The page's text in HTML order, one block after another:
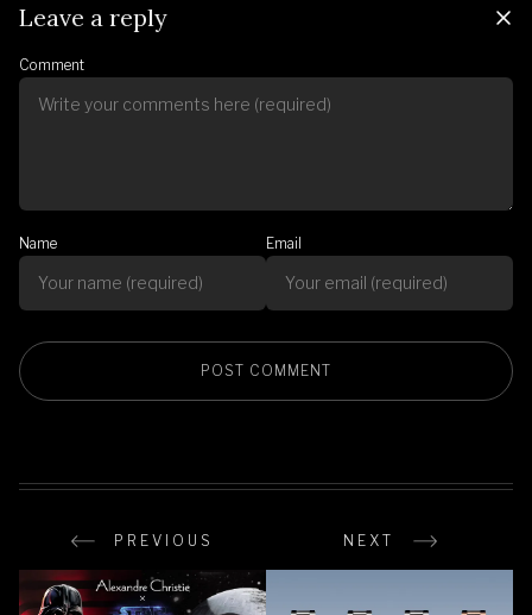
Leave a reply
Comment
Name Email
PREVIOUS NEXT